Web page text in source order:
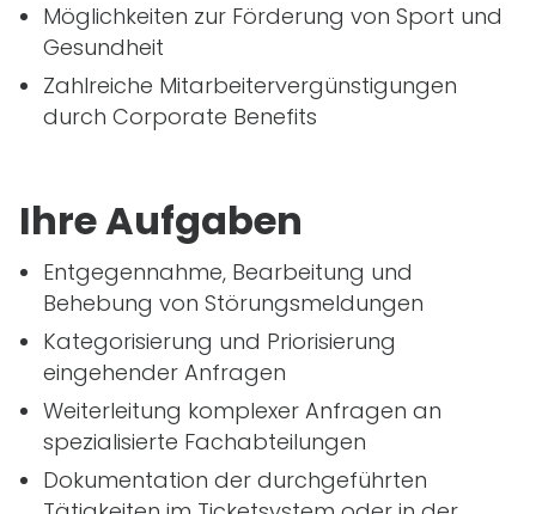
Möglichkeiten zur Förderung von Sport und
Gesundheit
Zahlreiche Mitarbeitervergünstigungen
durch Corporate Benefits
Ihre Aufgaben
Entgegennahme, Bearbeitung und
Behebung von Störungsmeldungen
Kategorisierung und Priorisierung
eingehender Anfragen
Weiterleitung komplexer Anfragen an
spezialisierte Fachabteilungen
Dokumentation der durchgeführten